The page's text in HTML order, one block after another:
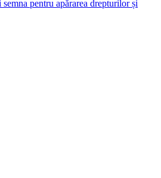
pentru apărarea drepturilor și